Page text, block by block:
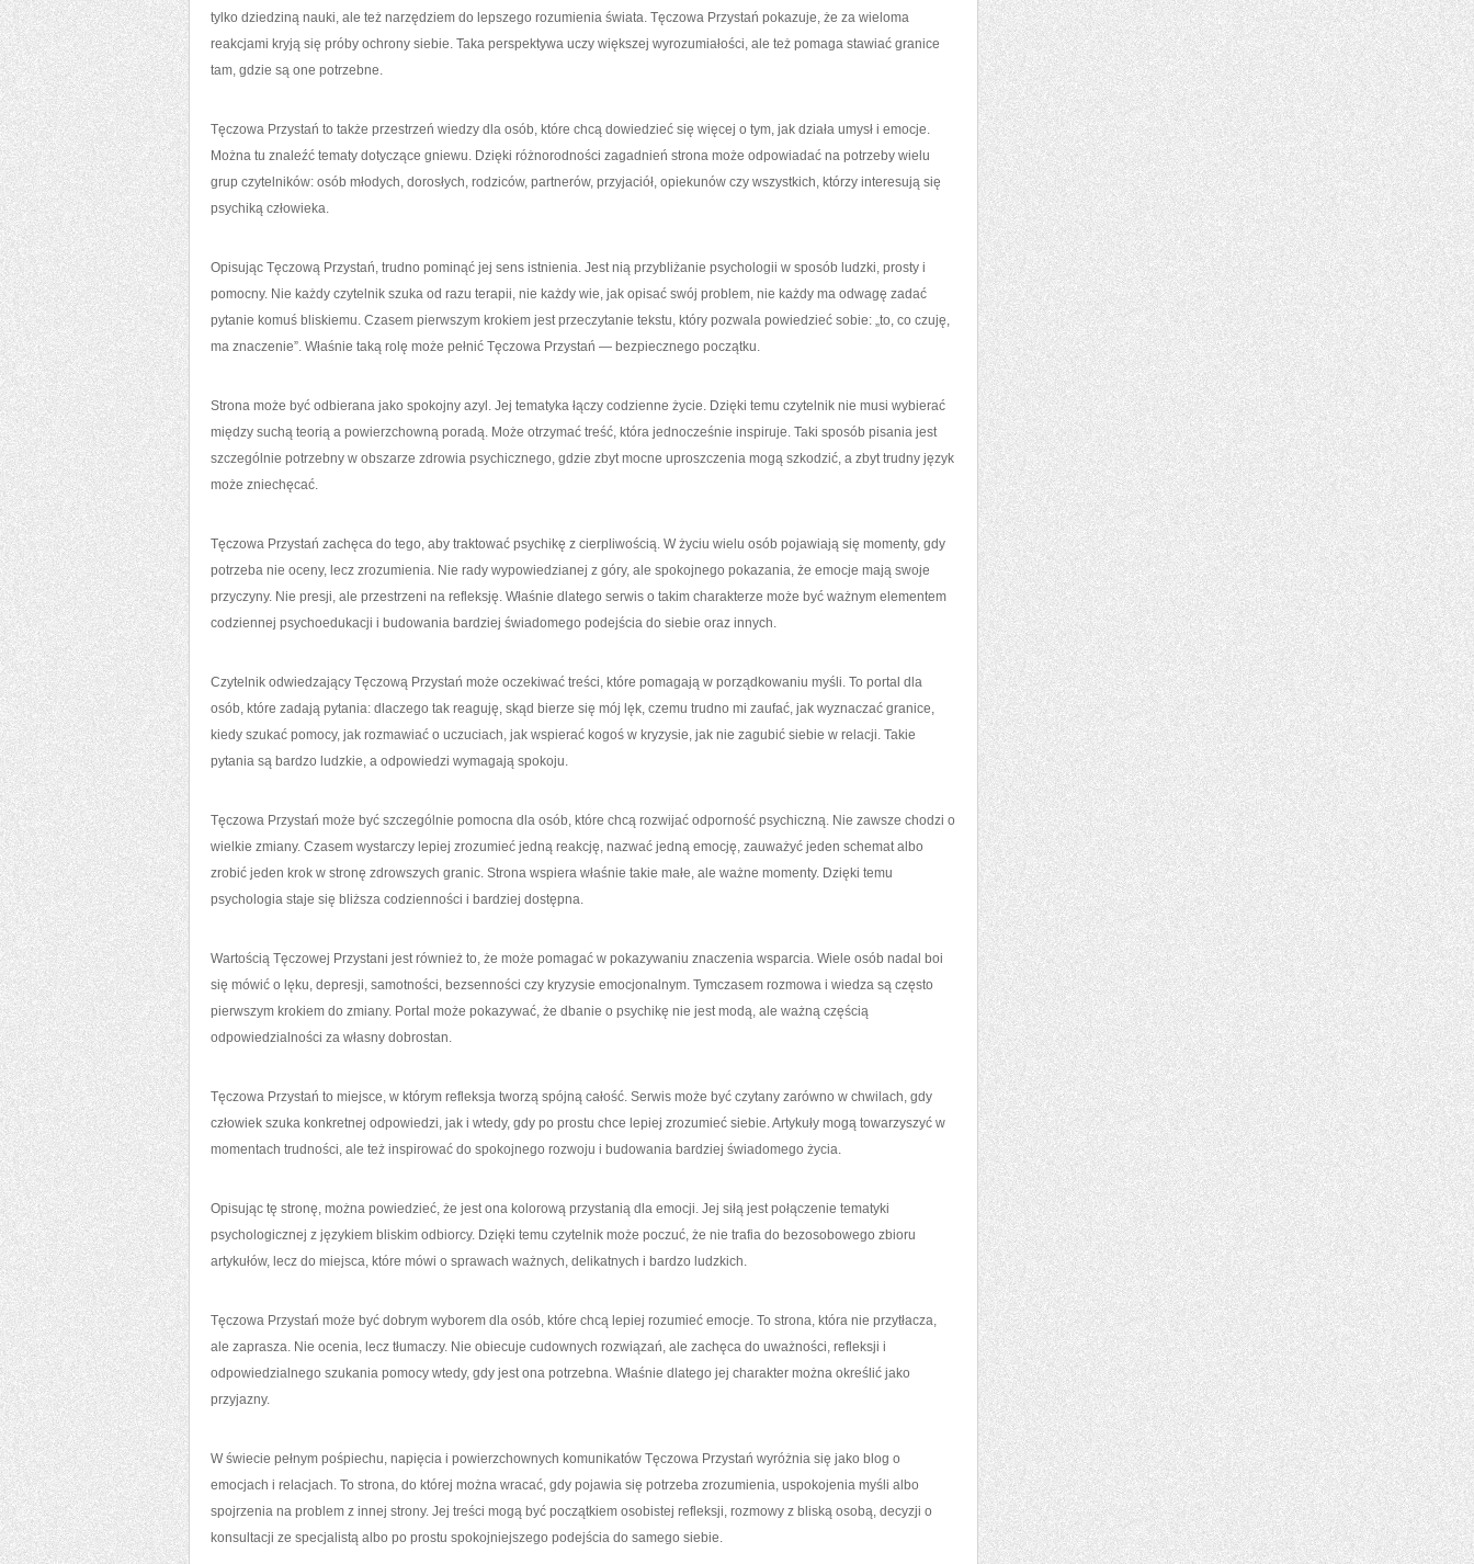
tylko dziedziną nauki, ale też narzędziem do lepszego rozumienia świata. Tęczowa Przystań pokazuje, że za wieloma
reakcjami kryją się próby ochrony siebie. Taka perspektywa uczy większej wyrozumiałości, ale też pomaga stawiać granice
tam, gdzie są one potrzebne.
Tęczowa Przystań to także przestrzeń wiedzy dla osób, które chcą dowiedzieć się więcej o tym, jak działa umysł i emocje.
Można tu znaleźć tematy dotyczące gniewu. Dzięki różnorodności zagadnień strona może odpowiadać na potrzeby wielu
grup czytelników: osób młodych, dorosłych, rodziców, partnerów, przyjaciół, opiekunów czy wszystkich, którzy interesują się
psychiką człowieka.
Opisując Tęczową Przystań, trudno pominąć jej sens istnienia. Jest nią przybliżanie psychologii w sposób ludzki, prosty i
pomocny. Nie każdy czytelnik szuka od razu terapii, nie każdy wie, jak opisać swój problem, nie każdy ma odwagę zadać
pytanie komuś bliskiemu. Czasem pierwszym krokiem jest przeczytanie tekstu, który pozwala powiedzieć sobie: „to, co czuję,
ma znaczenie”. Właśnie taką rolę może pełnić Tęczowa Przystań — bezpiecznego początku.
Strona może być odbierana jako spokojny azyl. Jej tematyka łączy codzienne życie. Dzięki temu czytelnik nie musi wybierać
między suchą teorią a powierzchowną poradą. Może otrzymać treść, która jednocześnie inspiruje. Taki sposób pisania jest
szczególnie potrzebny w obszarze zdrowia psychicznego, gdzie zbyt mocne uproszczenia mogą szkodzić, a zbyt trudny język
może zniechęcać.
Tęczowa Przystań zachęca do tego, aby traktować psychikę z cierpliwością. W życiu wielu osób pojawiają się momenty, gdy
potrzeba nie oceny, lecz zrozumienia. Nie rady wypowiedzianej z góry, ale spokojnego pokazania, że emocje mają swoje
przyczyny. Nie presji, ale przestrzeni na refleksję. Właśnie dlatego serwis o takim charakterze może być ważnym elementem
codziennej psychoedukacji i budowania bardziej świadomego podejścia do siebie oraz innych.
Czytelnik odwiedzający Tęczową Przystań może oczekiwać treści, które pomagają w porządkowaniu myśli. To portal dla
osób, które zadają pytania: dlaczego tak reaguję, skąd bierze się mój lęk, czemu trudno mi zaufać, jak wyznaczać granice,
kiedy szukać pomocy, jak rozmawiać o uczuciach, jak wspierać kogoś w kryzysie, jak nie zagubić siebie w relacji. Takie
pytania są bardzo ludzkie, a odpowiedzi wymagają spokoju.
Tęczowa Przystań może być szczególnie pomocna dla osób, które chcą rozwijać odporność psychiczną. Nie zawsze chodzi o
wielkie zmiany. Czasem wystarczy lepiej zrozumieć jedną reakcję, nazwać jedną emocję, zauważyć jeden schemat albo
zrobić jeden krok w stronę zdrowszych granic. Strona wspiera właśnie takie małe, ale ważne momenty. Dzięki temu
psychologia staje się bliższa codzienności i bardziej dostępna.
Wartością Tęczowej Przystani jest również to, że może pomagać w pokazywaniu znaczenia wsparcia. Wiele osób nadal boi
się mówić o lęku, depresji, samotności, bezsenności czy kryzysie emocjonalnym. Tymczasem rozmowa i wiedza są często
pierwszym krokiem do zmiany. Portal może pokazywać, że dbanie o psychikę nie jest modą, ale ważną częścią
odpowiedzialności za własny dobrostan.
Tęczowa Przystań to miejsce, w którym refleksja tworzą spójną całość. Serwis może być czytany zarówno w chwilach, gdy
człowiek szuka konkretnej odpowiedzi, jak i wtedy, gdy po prostu chce lepiej zrozumieć siebie. Artykuły mogą towarzyszyć w
momentach trudności, ale też inspirować do spokojnego rozwoju i budowania bardziej świadomego życia.
Opisując tę stronę, można powiedzieć, że jest ona kolorową przystanią dla emocji. Jej siłą jest połączenie tematyki
psychologicznej z językiem bliskim odbiorcy. Dzięki temu czytelnik może poczuć, że nie trafia do bezosobowego zbioru
artykułów, lecz do miejsca, które mówi o sprawach ważnych, delikatnych i bardzo ludzkich.
Tęczowa Przystań może być dobrym wyborem dla osób, które chcą lepiej rozumieć emocje. To strona, która nie przytłacza,
ale zaprasza. Nie ocenia, lecz tłumaczy. Nie obiecuje cudownych rozwiązań, ale zachęca do uważności, refleksji i
odpowiedzialnego szukania pomocy wtedy, gdy jest ona potrzebna. Właśnie dlatego jej charakter można określić jako
przyjazny.
W świecie pełnym pośpiechu, napięcia i powierzchownych komunikatów Tęczowa Przystań wyróżnia się jako blog o
emocjach i relacjach. To strona, do której można wracać, gdy pojawia się potrzeba zrozumienia, uspokojenia myśli albo
spojrzenia na problem z innej strony. Jej treści mogą być początkiem osobistej refleksji, rozmowy z bliską osobą, decyzji o
konsultacji ze specjalistą albo po prostu spokojniejszego podejścia do samego siebie.